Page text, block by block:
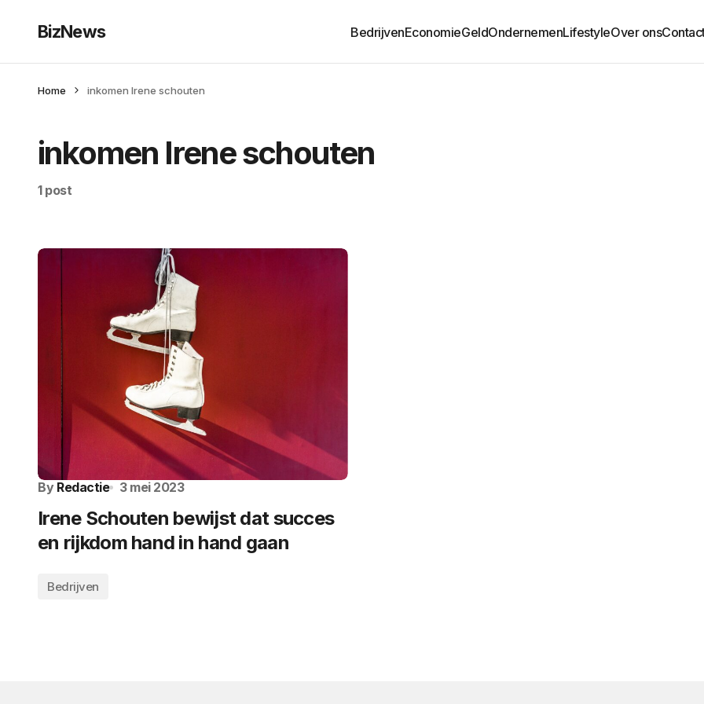
BizNews BedrijvenEconomieGeldOndernemenLifestyleOver ons
Home inkomen Irene schouten
inkomen Irene schouten
1 post
By Redactie 3 mei 2023
Irene Schouten bewijst dat succes
en rijkdom hand in hand gaan
Bedrijven